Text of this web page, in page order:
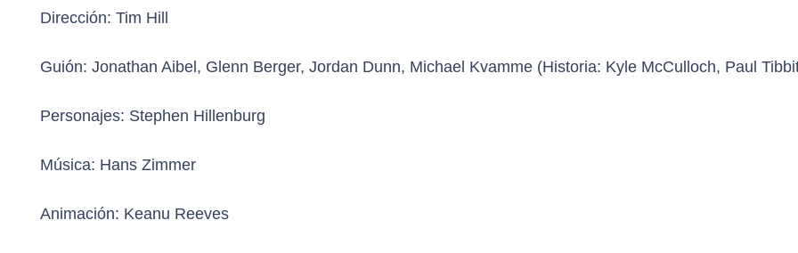
Dirección: Tim Hill
Guión: Jonathan Aibel, Glenn Berger, Jordan Dunn, Michael Kvamme (Historia: Kyle McCulloch, Paul
Personajes: Stephen Hillenburg
Música: Hans Zimmer
Animación: Keanu Reeves